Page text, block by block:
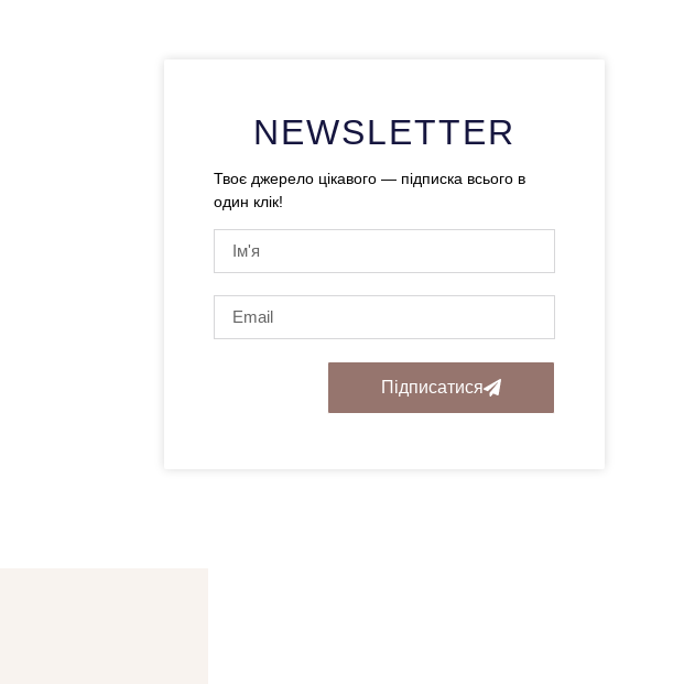
NEWSLETTER
Твоє джерело цікавого — підписка всього в
один клік!
Підписатися